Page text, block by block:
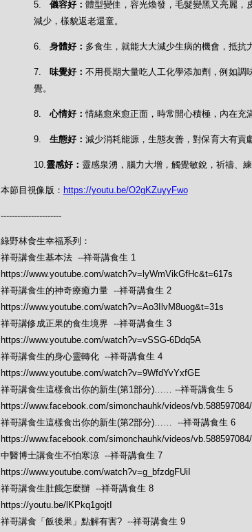
5. 儀容好： 體型變佳，容光煥發，毛髮變黑又亮麗，
減少，樣貌返老還童。
6. 身體好： 多食生，就能大大減少生病的機會，抵抗
7. 味覺好： 不用長期大量吃人工化學添加劑，例如調
覺。
8.心情好：情緒愈來愈正面，時常開心積極，內在充
9. 生態好： 減少消耗能源，生態友善，對保育大有貢
10.靈感好： 靈感泉湧，腦力大增，觸覺敏銳，祈禱、練
本節目視像版： https://youtu.be/O2gKZuyyFwo
----------------------
綠野林食生幸福系列：
祥哥講食生基本法 --祥哥講食生 1
https://www.youtube.com/watch?v=lyWmVikGfHc&t=617s
祥哥講食生的神奇療癒力量 --祥哥講食生 2
https://www.youtube.com/watch?v=Ao3IlvM8uog&t=31s
祥哥講修成正果的食生境界 --祥哥講食生 3
https://www.youtube.com/watch?v=vSSG-6Ddq5A
祥哥講食生的身心靈轉化 --祥哥講食生 4
https://www.youtube.com/watch?v=9WfdYvYxfGE
祥哥講食生這樣食出你的新生(第1部分)…… --祥哥講食生 5
https://www.facebook.com/simonchauhk/videos/
祥哥講食生這樣食出你的新生(第2部分)…… --祥哥講食生 6
https://www.facebook.com/simonchauhk/videos/
中醫博士講食生不怕寒涼 --祥哥講食生 7
https://www.youtube.com/watch?v=g_bfzdgFUiI
祥哥講食生肚餓怎麼辦 --祥哥講食生 8
https://youtu.be/lKPkq1gojtI
祥哥講食「飯後果」點解有害? --祥哥講食生 9